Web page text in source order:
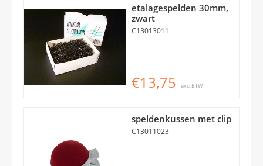
etalagespelden 30mm,
zwart
C13013011
€13,75 excl.BTW
speldenkussen met clip
C13011023